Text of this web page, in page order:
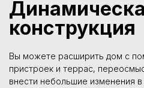
конструкция
Вы можете расширить дом с
пристроек и террас,
внести небольшие изменения